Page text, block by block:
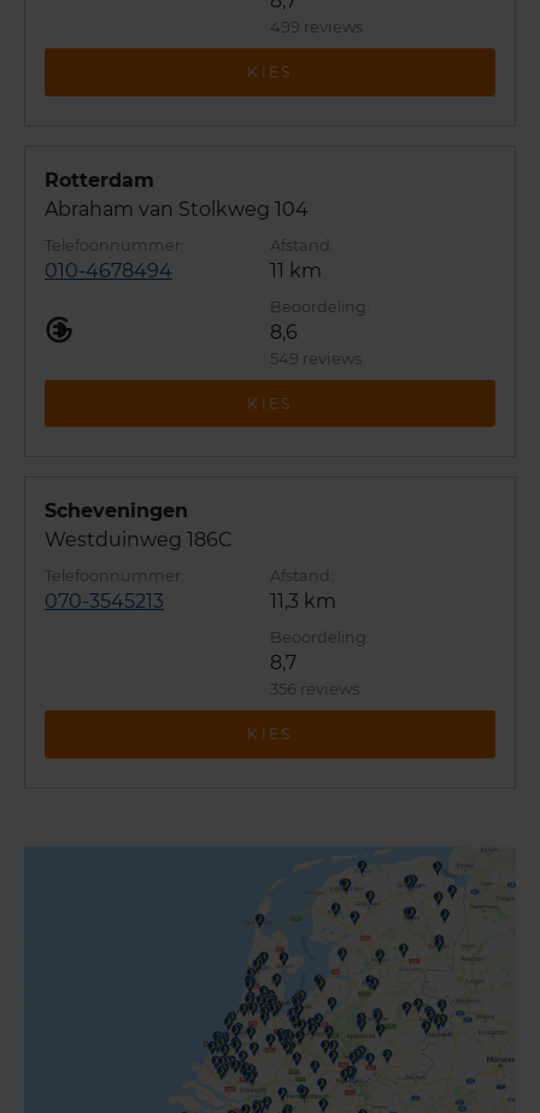
499 reviews
KIES
Rotterdam
Abraham van Stolkweg 104
010-4678494 11 km
8,6
549 reviews
KIES
Scheveningen
Westduinweg 186C
070-3545213 11,3 km
8,7
356 reviews
KIES